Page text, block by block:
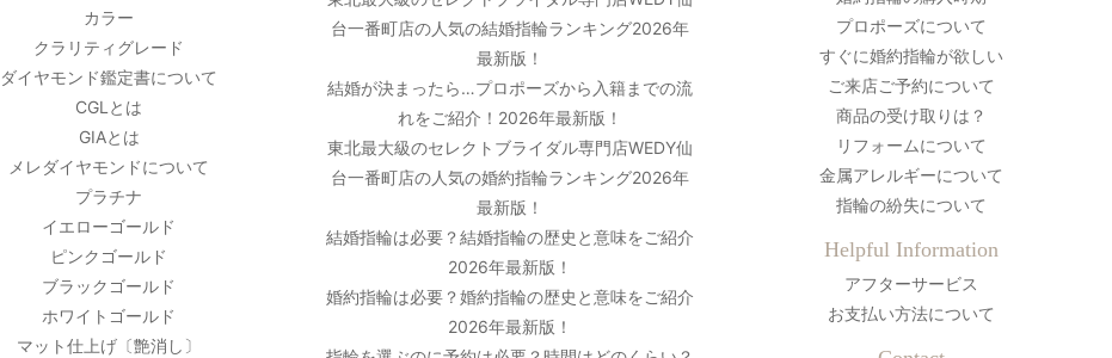
カラー
クラリティグレード
ダイヤモンド鑑定書について
CGLとは
GIAとは
メレダイヤモンドについて
プラチナ
イエローゴールド
ピンクゴールド
ブラックゴールド
ホワイトゴールド
マット仕上げ〔艶消し〕
台一番町店の人気の結婚指輪ランキング2026年
最新版！
結婚が決まったら…プロポーズから入籍までの流
れをご紹介！2026年最新版！
東北最大級のセレクトブライダル専門店WEDY仙
台一番町店の人気の婚約指輪ランキング2026年
最新版！
結婚指輪は必要？結婚指輪の歴史と意味をご紹介
2026年最新版！
婚約指輪は必要？婚約指輪の歴史と意味をご紹介
2026年最新版！
プロポーズについて
すぐに婚約指輪が欲しい
ご来店ご予約について
商品の受け取りは？
リフォームについて
金属アレルギーについて
指輪の紛失について
Helpful Information
アフターサービス
お支払い方法について